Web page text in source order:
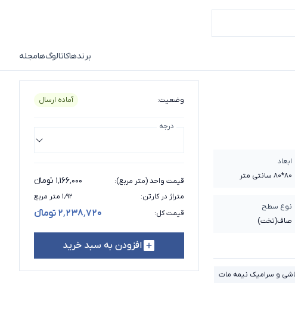
برندهاکاتالوگ‌هامجله
وضعیت: آماده ارسال
درجه
قیمت واحد (متر مربع): ۱٬۱۶۶٬۰۰۰ تومانء
متراژ در کارتن:
۱٫۹۲ متر مربع
قیمت کل: ۲٬۲۳۸٬۷۲۰ تومانء
افزودن به سبد خرید
ابعاد
80*80 سانتی متر
نوع سطح
صاف(تخت)
و سرامیک نیمه مات